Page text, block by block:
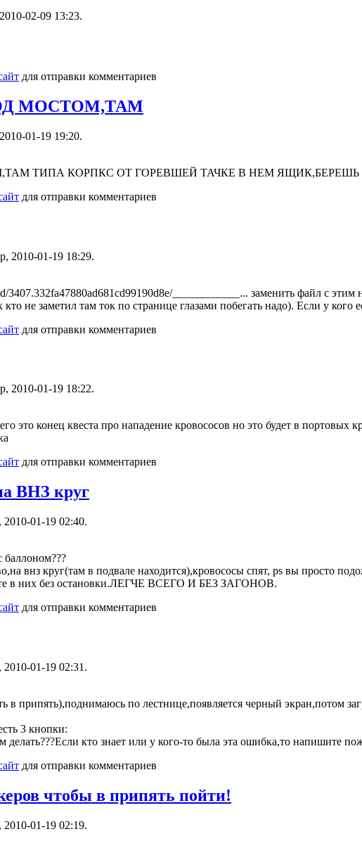
02-09 13:23.
для отправки комментариев
МОСТОМ,ТАМ
01-19 19:20.
ТИПА КОРПКС ОТ ГОРЕВШЕЙ ТАЧКЕ В НЕМ ЯЩИК,БЕРЕШЬ
для отправки комментариев
2010-01-19 18:29.
3407.332fa47880ad681cd99190d8e/____________... заменить файл с
кто не заметил там ток по странице глазами побегать надо). Если у
для отправки комментариев
2010-01-19 18:22.
это конец квеста про нападение кровососов но это будет в
для отправки комментариев
ВНЗ круг
01-19 02:40.
баллоном???
внз круг(там в подвале находится),кровососы спят, ps вы просто
в них без остановки.ЛЕГЧЕ ВСЕГО И БЕЗ ЗАГОНОВ.
для отправки комментариев
01-19 02:31.
в припять),поднимаюсь по лестнице,появляется черный экран,потом
3 кнопки:
делать???Если кто знает или у кого-то была эта ошибка,то напишите
для отправки комментариев
чтобы в припять пойти!
01-19 02:19.